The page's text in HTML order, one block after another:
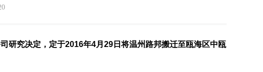
研究决定，定于2016年4月29日将温州路邦搬迁至瓯海区中瓯